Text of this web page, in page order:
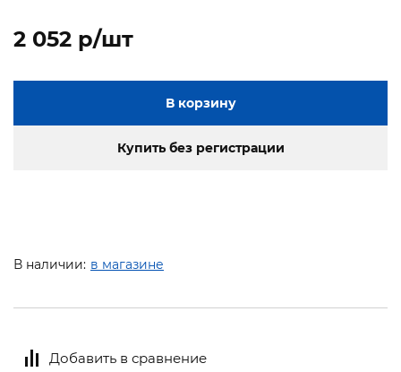
2 052 p/шт
В корзину
Купить без регистрации
В наличии: в магазине
Добавить в сравнение